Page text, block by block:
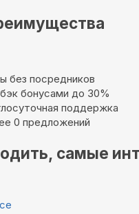
без посредников
бонусами до 30%
поддержка
0 предложений
самые